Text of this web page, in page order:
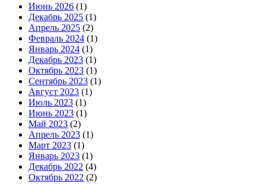
Июнь 2026 (1)
Декабрь 2025 (1)
Апрель 2025 (2)
Февраль 2024 (1)
Январь 2024 (1)
Декабрь 2023 (1)
Октябрь 2023 (1)
Сентябрь 2023 (1)
Август 2023 (1)
Июль 2023 (1)
Июнь 2023 (1)
Май 2023 (2)
Апрель 2023 (1)
Март 2023 (1)
Январь 2023 (1)
Декабрь 2022 (4)
Октябрь 2022 (2)